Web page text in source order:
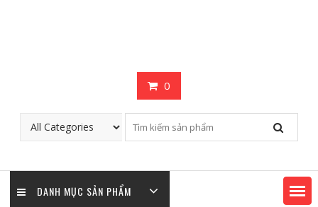
0
DANH MỤC SẢN PHẨM